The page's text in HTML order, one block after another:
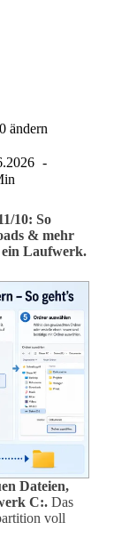
ändern
10: So
& mehr
ein Laufwerk.
Dateien,
C:. Das
voll